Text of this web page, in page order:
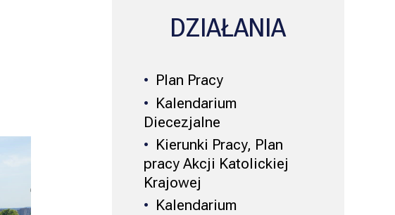
DZIAŁANIA
Plan Pracy
Kalendarium
Diecezjalne
Kierunki Pracy, Plan
pracy Akcji Katolickiej
Krajowej
Kalendarium